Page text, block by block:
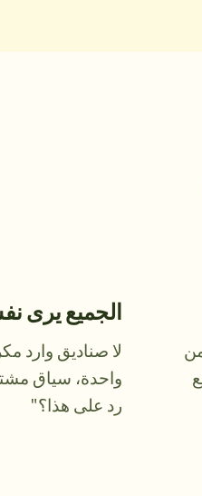
الجميع يرى
لا صناديق وارد
واحدة، سياق
رد على هذا؟"